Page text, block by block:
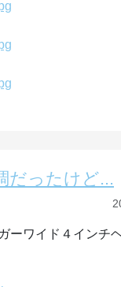
だったけど...
ーワイド４インチ